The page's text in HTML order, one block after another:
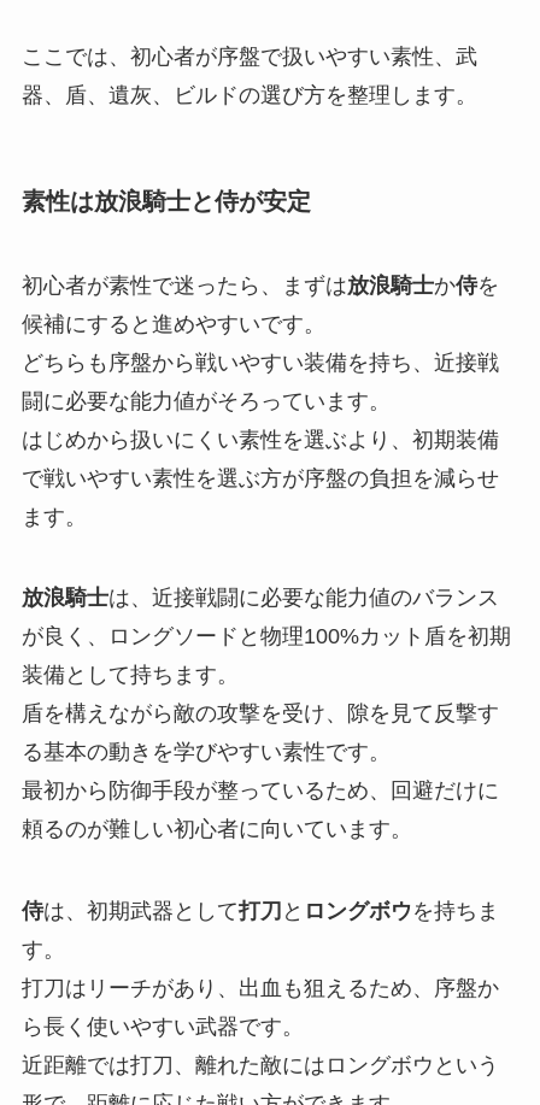
ここでは、初心者が序盤で扱いやすい素性、武
器、盾、遺灰、ビルドの選び方を整理します。
素性は放浪騎士と侍が安定
初心者が素性で迷ったら、まずは放浪騎士か侍を
候補にすると進めやすいです。
どちらも序盤から戦いやすい装備を持ち、近接戦
闘に必要な能力値がそろっています。
はじめから扱いにくい素性を選ぶより、初期装備
で戦いやすい素性を選ぶ方が序盤の負担を減らせ
ます。
放浪騎士は、近接戦闘に必要な能力値のバランス
が良く、ロングソードと物理100%カット盾を初期
装備として持ちます。
盾を構えながら敵の攻撃を受け、隙を見て反撃す
る基本の動きを学びやすい素性です。
最初から防御手段が整っているため、回避だけに
頼るのが難しい初心者に向いています。
侍は、初期武器として打刀 と ロングボウを持ちま
す。
打刀はリーチがあり、出血も狙えるため、序盤か
ら長く使いやすい武器です。
近距離では打刀、離れた敵にはロングボウという